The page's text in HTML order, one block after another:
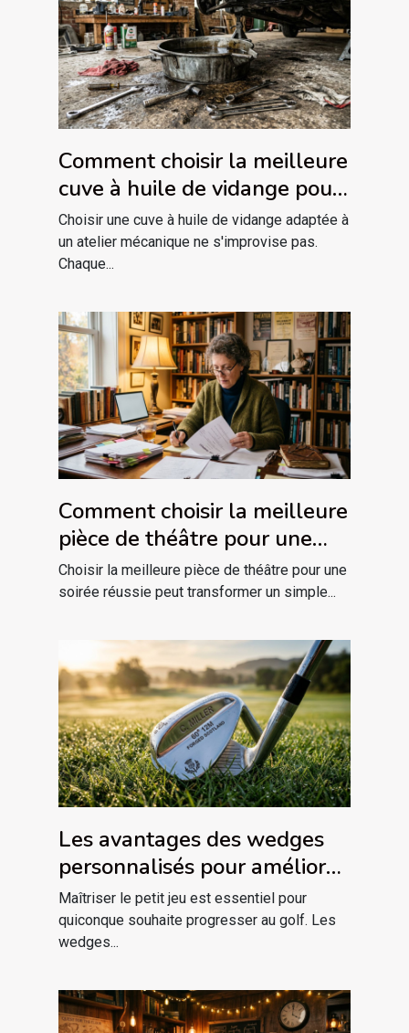
Comment choisir la meilleure
cuve à huile de vidange pour
votre atelier ?
Choisir une cuve à huile de vidange adaptée à
un atelier mécanique ne s'improvise pas.
Chaque...
Comment choisir la meilleure
pièce de théâtre pour une
soirée réussie ?
Choisir la meilleure pièce de théâtre pour une
soirée réussie peut transformer un simple...
Les avantages des wedges
personnalisés pour améliorer
votre jeu
Maîtriser le petit jeu est essentiel pour
quiconque souhaite progresser au golf. Les
wedges...